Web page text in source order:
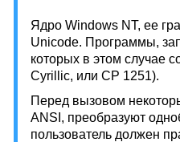
Ядро Windows NT, ее
Unicode. Программы,
которых в этом случае
Cyrillic, или CP 1251).
Перед вызовом
ANSI, преобразуют
пользователь должен